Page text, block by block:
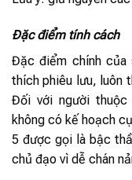
Đặc điểm tính cách
Đặc điểm chính
thích phiêu lưu, luôn
Đối với người thuộc
không có kế hoạch
5 được gọi là bậc
chủ đạo vì dễ chán